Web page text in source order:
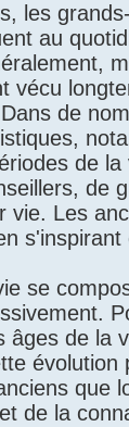
les
au
vécu
de
de
de
vie. Les
se
âges de la
que
de la